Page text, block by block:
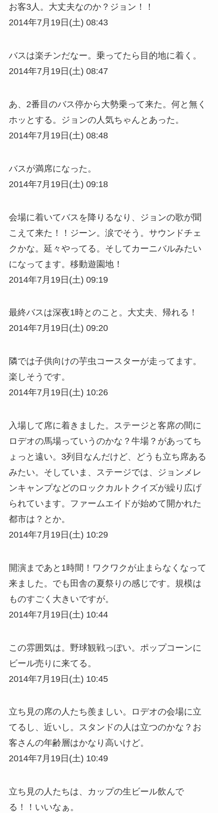
お客3人。大丈夫なのか？ジョン！！
2014年7月19日(土) 08:43
バスは楽チンだなー。乗ってたら目的地に着く。
2014年7月19日(土) 08:47
あ、2番目のバス停から大勢乗って来た。何と無く
ホッとする。ジョンの人気ちゃんとあった。
2014年7月19日(土) 08:48
バスが満席になった。
2014年7月19日(土) 09:18
会場に着いてバスを降りるなり、ジョンの歌が聞
こえて来た！！ジーン。涙でそう。サウンドチェ
クかな。延々やってる。そしてカーニバルみたい
になってます。移動遊園地！
2014年7月19日(土) 09:19
最終バスは深夜1時とのこと。大丈夫、帰れる！
2014年7月19日(土) 09:20
隣では子供向けの芋虫コースターが走ってます。
楽しそうです。
2014年7月19日(土) 10:26
入場して席に着きました。ステージと客席の間に
ロデオの馬場っていうのかな？牛場？があってち
ょっと遠い。3列目なんだけど、どうも立ち席ある
みたい。そしていま、ステージでは、ジョンメレ
ンキャンプなどのロックカルトクイズが繰り広げ
られています。ファームエイドが始めて開かれた
都市は？とか。
2014年7月19日(土) 10:29
開演まであと1時間！ワクワクが止まらなくなって
来ました。でも田舎の夏祭りの感じです。規模は
ものすごく大きいですが。
2014年7月19日(土) 10:44
この雰囲気は。野球観戦っぽい。ポップコーンに
ビール売りに来てる。
2014年7月19日(土) 10:45
立ち見の席の人たち羨ましい。ロデオの会場に立
てるし、近いし。スタンドの人は立つのかな？お
客さんの年齢層はかなり高いけど。
2014年7月19日(土) 10:49
立ち見の人たちは、カップの生ビール飲んで
る！！いいなぁ。